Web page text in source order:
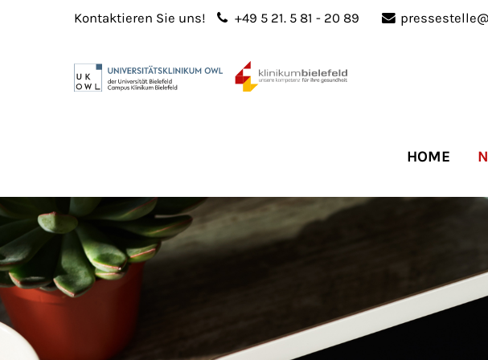
Login
Benutzername
Anmelden
Register
24h/
We offer support for our
customers
Kontaktieren Sie uns! +49 5 21. 5 81 - 20 89
HOME